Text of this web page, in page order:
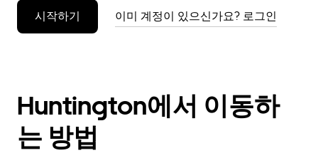
세
시작하기 이미 계정이 있으신가요? 로그인
Huntington에서 이동하
는 방법